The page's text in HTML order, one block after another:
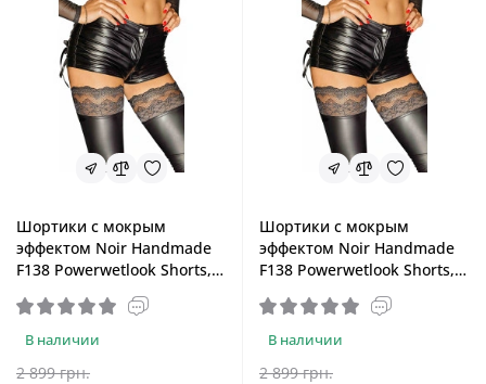
Шортики с мокрым
эффектом Noir Handmade
F138 Powerwetlook Shorts,
В наличии
2 899 грн.
Шортики с мокрым
эффектом Noir Handmade
F138 Powerwetlook Shorts,
В наличии
2 899 грн.